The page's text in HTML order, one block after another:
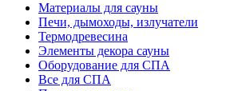
Материалы для сауны
Печи, дымоходы, излучатели
Термодревесина
Элементы декора сауны
Оборудование для СПА
Все для СПА